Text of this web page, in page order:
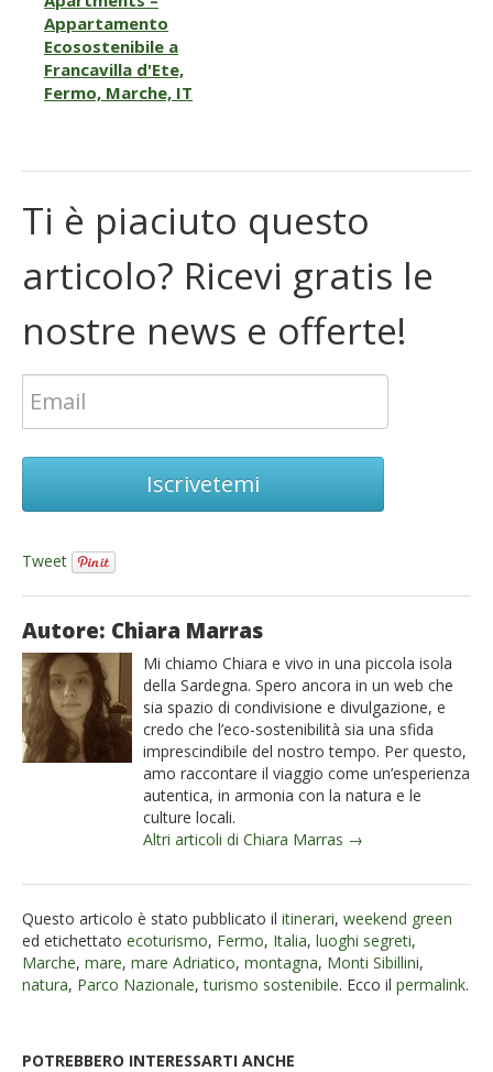
Appartamento
Ecosostenibile a
Francavilla d'Ete,
Fermo, Marche, IT
Ti è piaciuto questo
articolo? Ricevi gratis le
nostre news e offerte!
Iscrivetemi
Tweet
Autore: Chiara Marras
Mi chiamo Chiara e vivo in una piccola isola
della Sardegna. Spero ancora in un web che
sia spazio di condivisione e divulgazione, e
credo che l’eco-sostenibilità sia una sfida
imprescindibile del nostro tempo. Per questo,
amo raccontare il viaggio come un’esperienza
autentica, in armonia con la natura e le
culture locali.
Altri articoli di Chiara Marras →
Questo articolo è stato pubblicato il itinerari, weekend green
ed etichettato ecoturismo, Fermo, Italia, luoghi segreti,
Marche, mare, mare Adriatico, montagna, Monti Sibillini,
natura, Parco Nazionale,turismo sostenibile. Ecco il permalink.
POTREBBERO INTERESSARTI ANCHE